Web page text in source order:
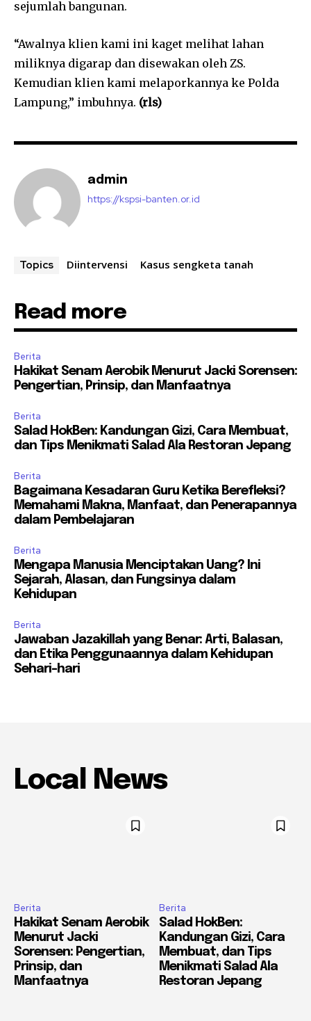
sejumlah bangunan.
“Awalnya klien kami ini kaget melihat lahan
miliknya digarap dan disewakan oleh ZS.
Kemudian klien kami melaporkannya ke Polda
Lampung,” imbuhnya. (rls)
admin
https://kspsi-banten.or.id
Topics Diintervensi Kasus sengketa tanah
Read more
Berita
Hakikat Senam Aerobik Menurut Jacki Sorensen:
Pengertian, Prinsip, dan Manfaatnya
Berita
Salad HokBen: Kandungan Gizi, Cara Membuat,
dan Tips Menikmati Salad Ala Restoran Jepang
Berita
Bagaimana Kesadaran Guru Ketika Berefleksi?
Memahami Makna, Manfaat, dan Penerapannya
dalam Pembelajaran
Berita
Mengapa Manusia Menciptakan Uang? Ini
Sejarah, Alasan, dan Fungsinya dalam
Kehidupan
Berita
Jawaban Jazakillah yang Benar: Arti, Balasan,
dan Etika Penggunaannya dalam Kehidupan
Sehari-hari
Local News
Berita
Hakikat Senam Aerobik
Menurut Jacki
Sorensen: Pengertian,
Prinsip, dan
Manfaatnya
Berita
Salad HokBen:
Kandungan Gizi, Cara
Membuat, dan Tips
Menikmati Salad Ala
Restoran Jepang